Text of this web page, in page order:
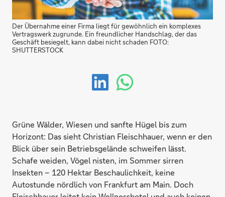
Der Übernahme einer Firma liegt für gewöhnlich ein komplexes
Vertragswerk zugrunde. Ein freundlicher Handschlag, der das
Geschäft besiegelt, kann dabei nicht schaden FOTO:
SHUTTERSTOCK
Grüne Wälder, Wiesen und sanfte Hügel bis zum
Horizont: Das sieht Christian Fleischhauer, wenn er den
Blick über sein Betriebsgelände schweifen lässt.
Schafe weiden, Vögel nisten, im Sommer sirren
Insekten – 120 Hektar Beschaulichkeit, keine
Autostunde nördlich von Frankfurt am Main. Doch